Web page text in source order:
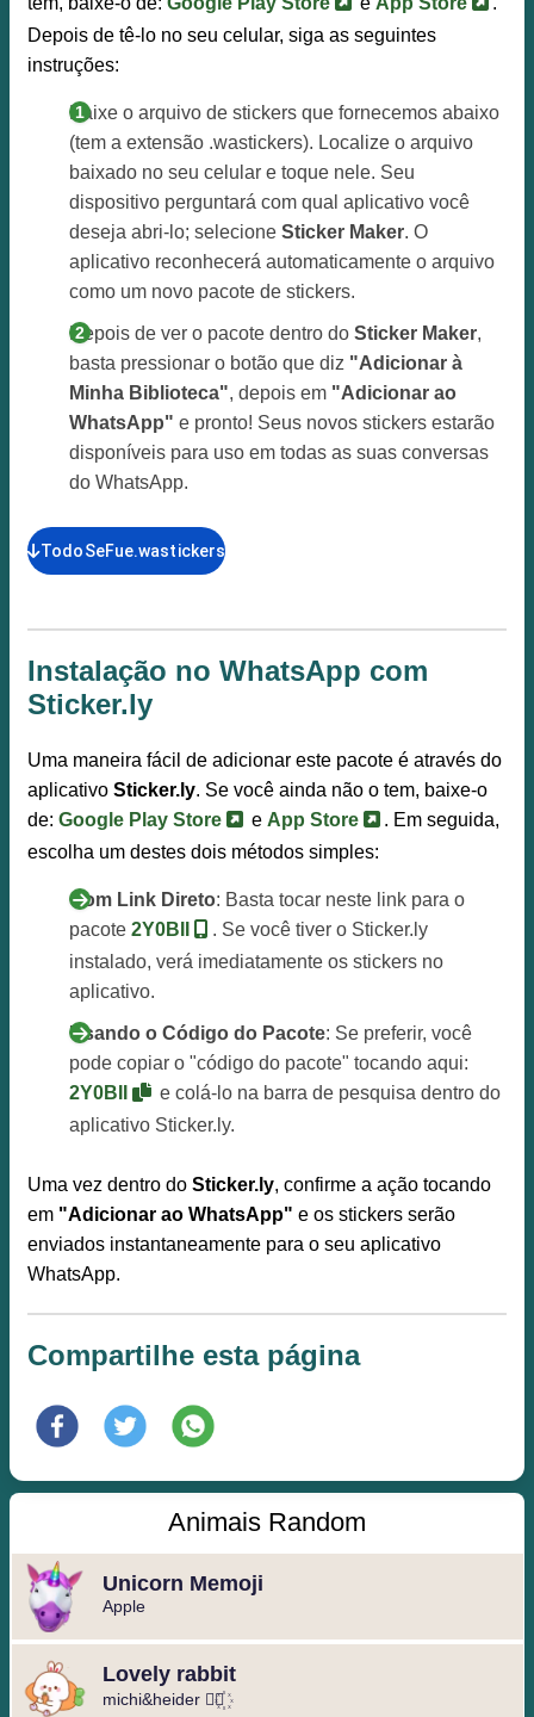
Depois de tê-lo no seu celular, siga as seguintes
instruções:
Baixe o arquivo de stickers que fornecemos abaixo
(tem a extensão .wastickers). Localize o arquivo
baixado no seu celular e toque nele. Seu
dispositivo perguntará com qual aplicativo você
deseja abri-lo; selecione Sticker Maker. O
aplicativo reconhecerá automaticamente o arquivo
como um novo pacote de stickers.
Depois de ver o pacote dentro do Sticker Maker,
basta pressionar o botão que diz "Adicionar à
Minha Biblioteca", depois em "Adicionar ao
WhatsApp" e pronto! Seus novos stickers estarão
disponíveis para uso em todas as suas conversas
do WhatsApp.
TodoSeFue.wastickers
Instalação no WhatsApp com
Sticker.ly
Uma maneira fácil de adicionar este pacote é através do
aplicativo Sticker.ly. Se você ainda não o tem, baixe-o
de: Google Play Store e App Store
. Em seguida,
escolha um destes dois métodos simples:
Com Link Direto: Basta tocar neste link para o
pacote 2Y0BII
. Se você tiver o Sticker.ly
instalado, verá imediatamente os stickers no
aplicativo.
Usando o Código do Pacote: Se preferir, você
pode copiar o "código do pacote" tocando aqui:
2Y0BII
e colá-lo na barra de pesquisa dentro do
aplicativo Sticker.ly.
Uma vez dentro do Sticker.ly, confirme a ação tocando
em "Adicionar ao WhatsApp" e os stickers serão
enviados instantaneamente para o seu aplicativo
WhatsApp.
Compartilhe esta página
Animais Random
Unicorn Memoji
Apple
Lovely rabbit
michi&heider ⃘⃤꙰